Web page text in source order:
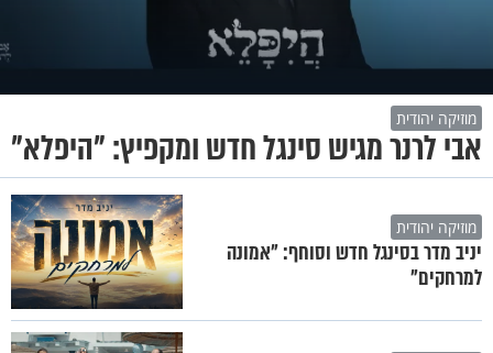
מוזיקה יהודית
אבי לרנר מגיש סינגל חדש ומקפיץ: "היפלא"
מוזיקה יהודית
יניב מדר בסינגל חדש וסוחף: "אמונה
למרחקים"